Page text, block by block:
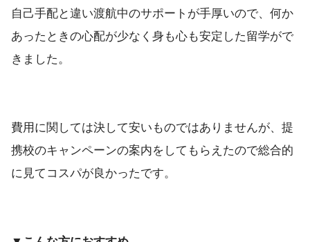
自己手配と違い渡航中のサポートが手厚いので、何か
あったときの心配が少なく身も心も安定した留学がで
きました。
費用に関しては決して安いものではありませんが、提
携校のキャンペーンの案内をしてもらえたので総合的
に見てコスパが良かったです。